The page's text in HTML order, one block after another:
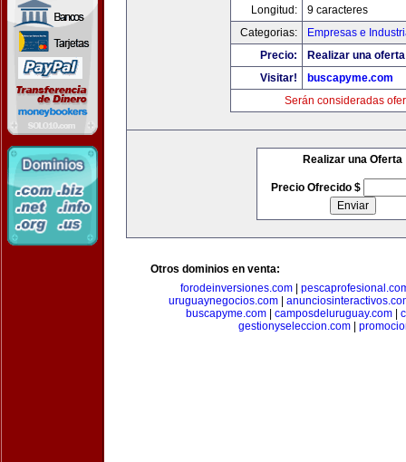
Longitud:
9 caracteres
Categorias:
Empresas e
Precio:
Realizar una
Visitar!
buscapyme.com
Serán consideradas
Realizar una Oferta
Precio Ofrecido $
Otros dominios en venta:
forodeinversiones.com
uruguaynegocios.com|
buscapyme.com
camposdeluruguay.com
gestionyseleccion.com|